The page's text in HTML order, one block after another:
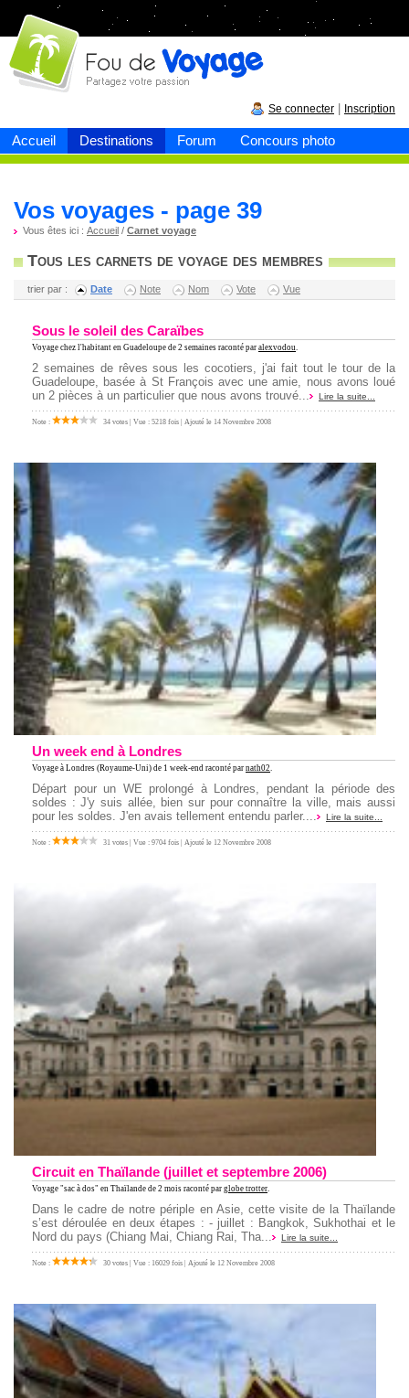
Accueil Destinations Forum Concours photo
Fou devoyage
Se connecter Inscription
Vos voyages - page 39
Vous êtes ici : Accueil / Carnet voyage
Tous les carnets de voyage des membres
trier par : Date Note Nom Vote Vue
Sous le soleil des Caraïbes
Voyage chez l'habitant en Guadeloupe de 2 semaines raconté par alexvodou.
2 semaines de rêves sous les cocotiers, j'ai fait tout le tour de la
Guadeloupe, basée à St François avec une amie, nous avons loué
un 2 pièces à un particulier que nous avons trouvé...
Lire la suite...
Note : 34 votes | Vue : 5218 fois | Ajouté le 14 Novembre 2008
Un week end à Londres
Voyage à Londres (Royaume-Uni) de 1 week-end raconté par nath02
Départ pour un WE prolongé à Londres, pendant la période des
soldes : J'y suis allée, bien sur pour connaître la ville, mais aussi
pour les soldes. J'en avais tellement entendu parler....
Lire la suite...
Note : 31 votes | Vue : 9704 fois | Ajouté le 12 Novembre 2008
Circuit en Thaïlande (juillet et septembre 2006)
Voyage "sac à dos" en Thaïlande de 2 mois raconté par globe trotter
Dans le cadre de notre périple en Asie, cette visite de la Thaïlande
s’est déroulée en deux étapes : - juillet : Bangkok, Sukhothai et le
Nord du pays (Chiang Mai, Chiang Rai, Tha...
Lire la suite...
Note : 30 votes | Vue : 16029 fois | Ajouté le 12 Novembre 2008